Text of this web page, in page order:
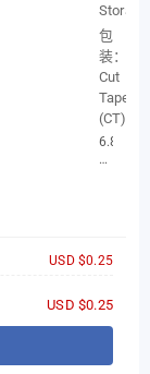
Storage
包
装：
Cut
Tape
(CT)
6.8
V
USD $0.25
USD $0.25